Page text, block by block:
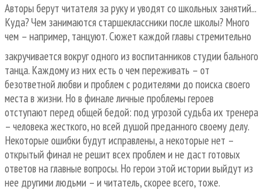
Авторы берут читателя за руку и уводят со школьных занятий...
Куда? Чем занимаются старшеклассники после школы? Много
чем – например, танцуют. Сюжет каждой главы стремительно
закручивается вокруг одного из воспитанников студии бального
танца. Каждому из них есть о чем переживать – от
безответной любви и проблем с родителями до поиска своего
места в жизни. Но в финале личные проблемы героев
отступают перед общей бедой: под угрозой судьба их тренера
– человека жесткого, но всей душой преданного своему делу.
Некоторые ошибки будут исправлены, а некоторые нет –
открытый финал не решит всех проблем и не даст готовых
ответов на главные вопросы. Но герои этой истории выйдут из
нее другими людьми – и читатель, скорее всего, тоже.